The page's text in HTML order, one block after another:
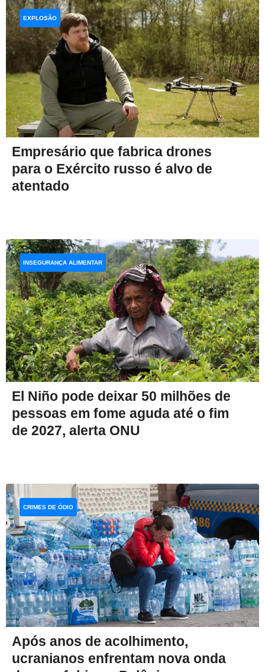
Empresário que fabrica drones
para o Exército russo é alvo de
atentado
EXPLOSÃO
El Niño pode deixar 50 milhões de
pessoas em fome aguda até o fim
de 2027, alerta ONU
INSEGURANÇA ALIMENTAR
Após anos de acolhimento,
ucranianos enfrentam nova onda
CRIMES DE ÓDIO